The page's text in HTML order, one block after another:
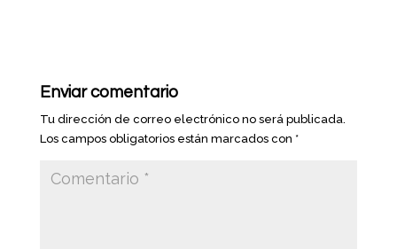
Enviar comentario
Tu dirección de correo electrónico no será publicada.
Los campos obligatorios están marcados con *